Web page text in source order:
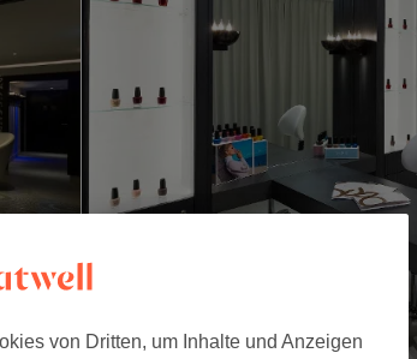
von Dritten, um Inhalte und Anzeigen